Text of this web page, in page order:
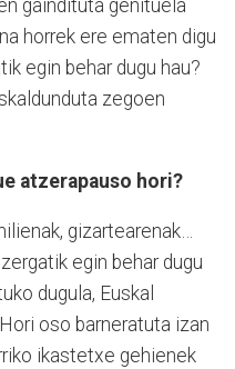
gaindituta genituela
horrek ere ematen digu
egin behar dugu hau?
zegoen
atzerapauso hori?
gizartearenak…
egin behar dugu
dugula, Euskal
oso barneratuta izan
ikastetxe gehienek